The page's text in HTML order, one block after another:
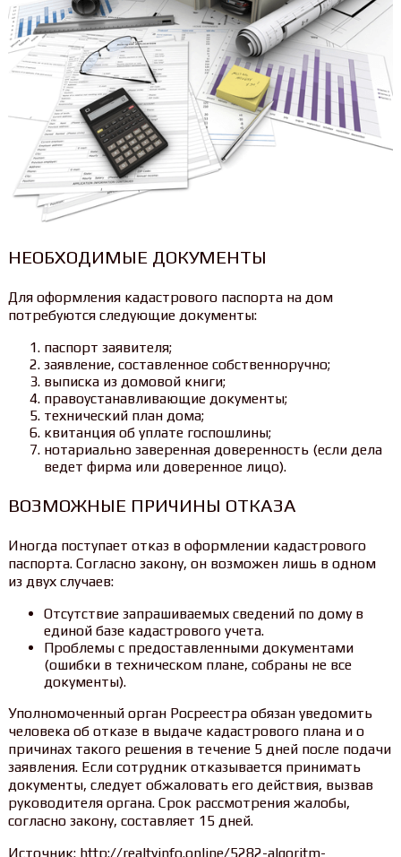
НЕОБХОДИМЫЕ ДОКУМЕНТЫ
Для оформления кадастрового паспорта на дом
потребуются следующие документы:
паспорт заявителя;
заявление, составленное собственноручно;
выписка из домовой книги;
правоустанавливающие документы;
технический план дома;
квитанция об уплате госпошлины;
нотариально заверенная доверенность (если дела
ведет фирма или доверенное лицо).
ВОЗМОЖНЫЕ ПРИЧИНЫ ОТКАЗА
Иногда поступает отказ в оформлении кадастрового
паспорта. Согласно закону, он возможен лишь в одном
из двух случаев:
Отсутствие запрашиваемых сведений по дому в
единой базе кадастрового учета.
Проблемы с предоставленными документами
(ошибки в техническом плане, собраны не все
документы).
Уполномоченный орган Росреестра обязан уведомить
человека об отказе в выдаче кадастрового плана и о
причинах такого решения в течение 5 дней после подачи
заявления. Если сотрудник отказывается принимать
документы, следует обжаловать его действия, вызвав
руководителя органа. Срок рассмотрения жалобы,
согласно закону, составляет 15 дней.
Источник: http://realtyinfo.online/5282-algoritm-